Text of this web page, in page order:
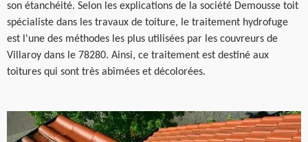
son étanchéité. Selon les explications de la société Demousse toit
spécialiste dans les travaux de toiture, le traitement hydrofuge
est l'une des méthodes les plus utilisées par les couvreurs de
Villaroy dans le 78280. Ainsi, ce traitement est destiné aux
toitures qui sont très abîmées et décolorées.